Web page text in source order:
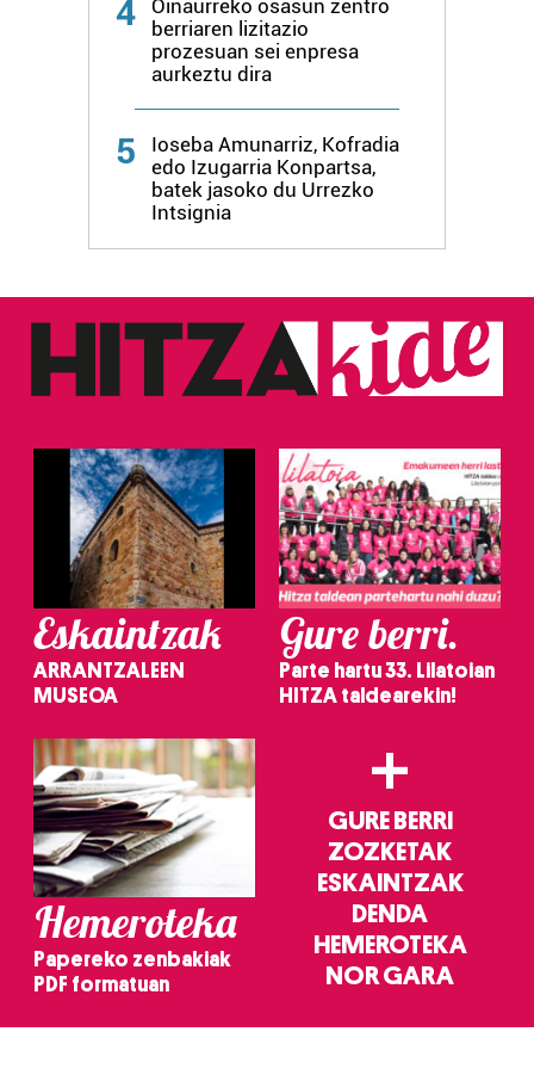
zure baimena Cookieen adierazpenean.
Webgune honek cookie propioak eta hirugarrenen cookie-
fitxategiak erabiltzen ditu. Zure esperientzia eta
zerbitzuak hobetzeko asmoz, cookie teknologiaz
baliatzen gara. Ohar hau onartuz gero, teknologia hori
erabiltzeko baimen esplizitua ematen diguzu.
4
Oinaurreko osasun zentro
berriaren lizitazio
prozesuan sei enpresa
aurkeztu dira
5
Ioseba Amunarriz, Kofradia
edo Izugarria Konpartsa,
batek jasoko du Urrezko
Intsignia
Eskaintzak
ARRANTZALEEN
MUSEOA
Gure berri.
Parte hartu 33. Lilatoian
HITZA taldearekin!
Hemeroteka
Papereko zenbakiak
PDF formatuan
+
GURE BERRI
ZOZKETAK
ESKAINTZAK
DENDA
HEMEROTEKA
NOR GARA